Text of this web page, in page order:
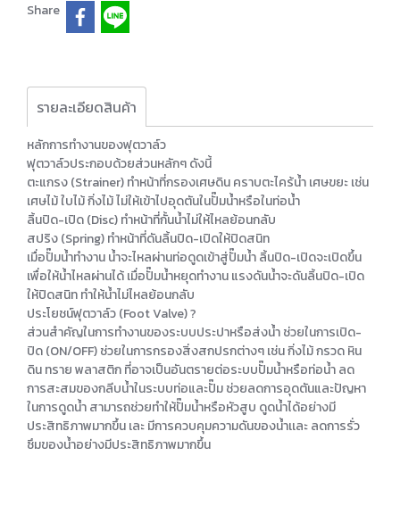
Share
รายละเอียดสินค้า
หลักการทำงานของฟุตวาล์ว
ฟุตวาล์วประกอบด้วยส่วนหลักๆ ดังนี้
ตะแกรง (Strainer) ทำหน้าที่กรองเศษดิน คราบตะไคร้น้ำ เศษขยะ เช่น
เศษไม้ ใบไม้ กิ่งไม้ ไม่ให้เข้าไปอุดตันในปั๊มน้ำหรือในท่อน้ำ
ลิ้นปิด-เปิด (Disc) ทำหน้าที่กั้นน้ำไม่ให้ไหลย้อนกลับ
สปริง (Spring) ทำหน้าที่ดันลิ้นปิด-เปิดให้ปิดสนิท
เมื่อปั๊มน้ำทำงาน น้ำจะไหลผ่านท่อดูดเข้าสู่ปั๊มน้ำ ลิ้นปิด-เปิดจะเปิดขึ้น
เพื่อให้น้ำไหลผ่านได้ เมื่อปั๊มน้ำหยุดทำงาน แรงดันน้ำจะดันลิ้นปิด-เปิด
ให้ปิดสนิท ทำให้น้ำไม่ไหลย้อนกลับ
ประโยชน์ฟุตวาล์ว (Foot Valve) ?
ส่วนสำคัญในการทำงานของระบบประปาหรือส่งน้ำ ช่วยในการเปิด-
ปิด (ON/OFF) ช่วยในการกรองสิ่งสกปรกต่างๆ เช่น กิ่งไม้ กรวด หิน
ดิน ทราย พลาสติก ที่อาจเป็นอันตรายต่อระบบปั๊มน้ำหรือท่อน้ำ ลด
การสะสมของกลีบน้ำในระบบท่อและปั๊ม ช่วยลดการอุดตันและปัญหา
ในการดูดน้ำ สามารถช่วยทำให้ปั๊มน้ำหรือหัวสูบ ดูดน้ำได้อย่างมี
ประสิทธิภาพมากขึ้น เละ มีการควบคุมความดันของน้ำเเละ ลดการรั่ว
ซึมของน้ำอย่างมีประสิทธิภาพมากขึ้น